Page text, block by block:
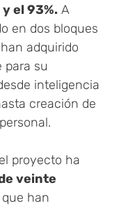
el 93%. A
en dos bloques
adquirido
para su
inteligencia
creación de
proyecto ha
veinte
que han